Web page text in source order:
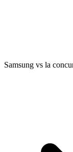
Samsung vs la